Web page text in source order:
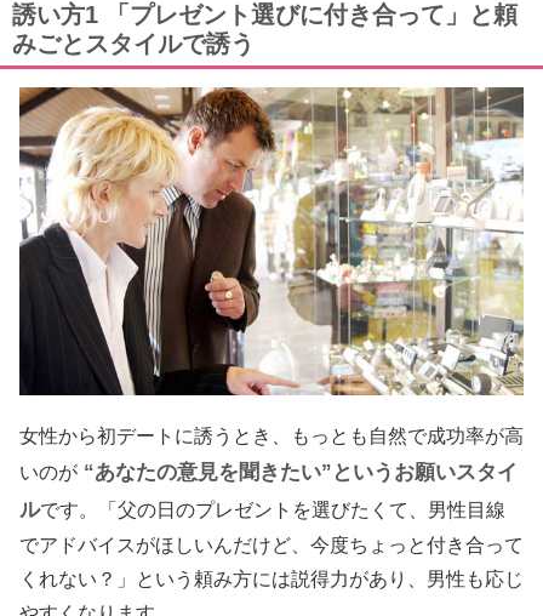
誘い方1 「プレゼント選びに付き合って」と頼
みごとスタイルで誘う
女性から初デートに誘うとき、もっとも自然で成功率が高
いのが “あなたの意見を聞きたい”というお願いスタイ
ルです。「父の日のプレゼントを選びたくて、男性目線
でアドバイスがほしいんだけど、今度ちょっと付き合って
くれない？」という頼み方には説得力があり、男性も応じ